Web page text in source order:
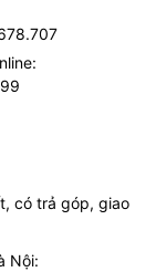
có trả góp, giao
Nội: